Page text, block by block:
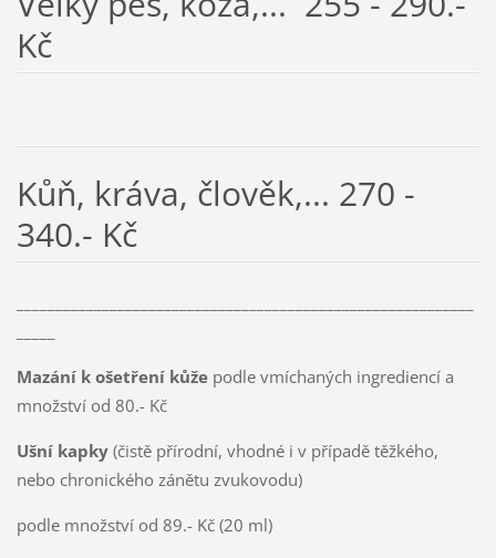
Kč
Kůň, kráva, člověk,... 270 -
340.- Kč
Mazání k ošetření kůže podle vmíchaných ingrediencí a
množství od 80.- Kč
Ušní kapky (čistě přírodní, vhodné i v případě těžkého,
nebo chronického zánětu zvukovodu)
podle množství od 89.- Kč (20 ml)